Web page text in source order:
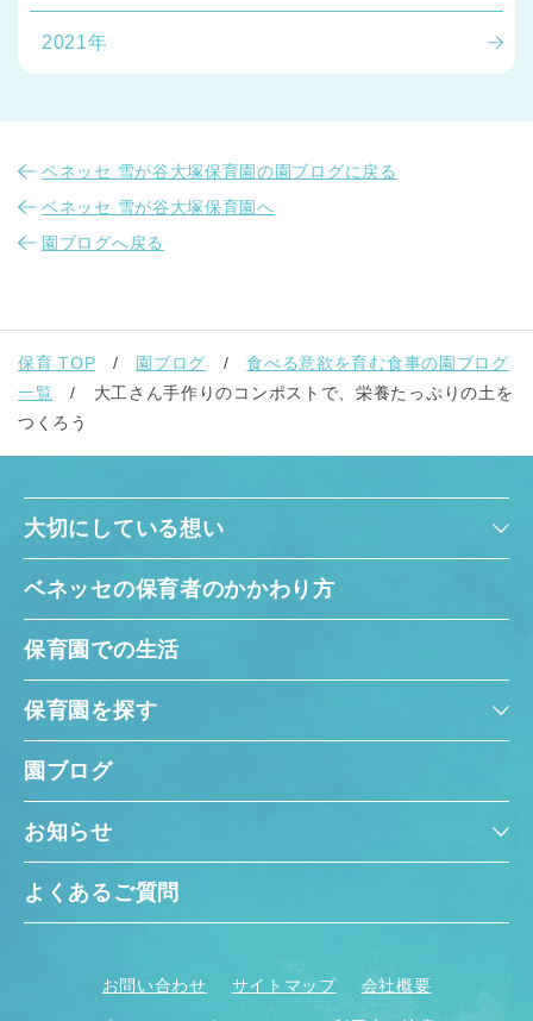
2021年
ベネッセ 雪が谷大塚保育園の園ブログに戻る
ベネッセ 雪が谷大塚保育園へ
園ブログへ戻る
保育 TOP 園ブログ
食べる意欲を育む食事の園ブログ
一覧
大工さん手作りのコンポストで、栄養たっぷりの土を
つくろう
大切にしている想い
ベネッセの保育者のかかわり方
保育園での生活
保育園を探す
園ブログ
お知らせ
よくあるご質問
お問い合わせ サイトマップ 会社概要